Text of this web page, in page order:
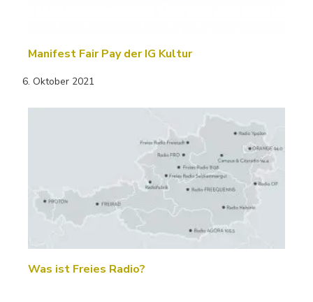
Manifest Fair Pay der IG Kultur
6. Oktober 2021
Was ist Freies Radio?